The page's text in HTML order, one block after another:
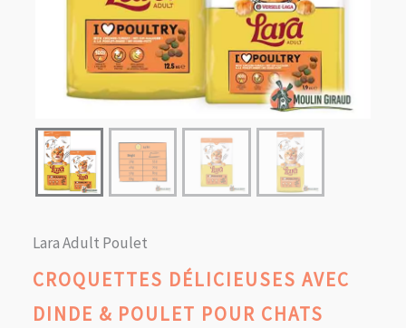
Lara Adult Poulet
CROQUETTES DÉLICIEUSES AVEC
DINDE & POULET POUR CHATS